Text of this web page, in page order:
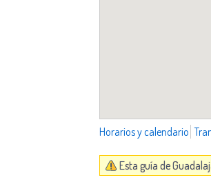
Horarios y calendario
Esta guía de